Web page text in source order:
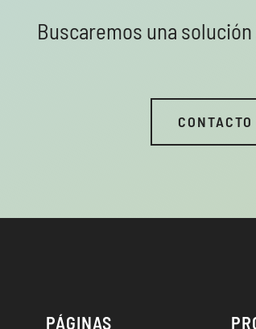
Buscaremos una
CONTACTO
PÁGINAS